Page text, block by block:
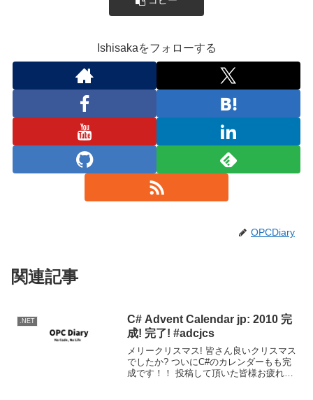
Ishisakaをフォローする
OPCDiary
関連記事
.NET
C# Advent Calendar jp: 2010 完
成! 完了! #adcjcs
メリークリスマス! 皆さん良いクリスマス
でしたか? ついにC#のカレンダーもも完
成です！！ 投稿して頂いた皆様お疲れ様